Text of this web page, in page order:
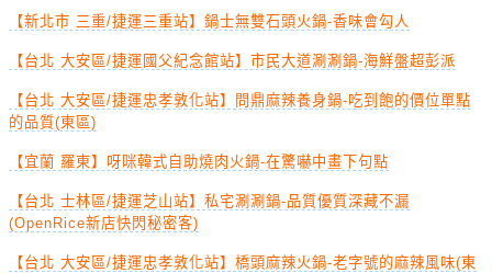
【新北市 三重/捷運三重站】鍋士無雙石頭火鍋-香味會勾人
【台北 大安區/捷運國父紀念館站】市民大道涮涮鍋-海鮮盤超彭派
【台北 大安區/捷運忠孝敦化站】問鼎麻辣養身鍋-吃到飽的價位單點
的品質(東區)
【宜蘭 羅東】呀咪韓式自助燒肉火鍋-在驚嚇中畫下句點
【台北 士林區/捷運芝山站】私宅涮涮鍋-品質優質深藏不漏
(OpenRice新店快閃秘密客)
【台北 大安區/捷運忠孝敦化站】橋頭麻辣火鍋-老字號的麻辣風味(東